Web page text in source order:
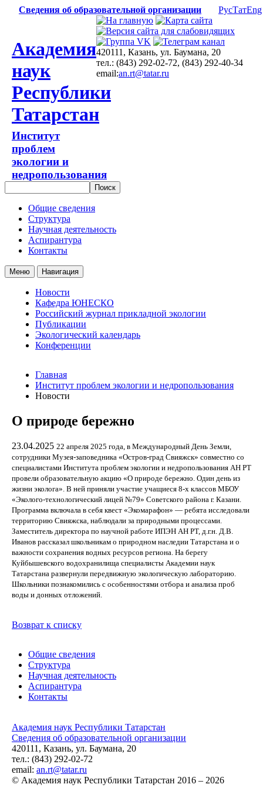
Сведения об образовательной организации РусТатEng
Академия
наук
Республики
Татарстан
Институт
проблем
экологии и
недропользования
420111, Казань, ул. Баумана, 20
тел.: (843) 292-02-72, (843) 292-40-34
email:an.rt@tatar.ru
Общие сведения
Структура
Научная деятельность
Аспирантура
Контакты
Меню Навигация
Новости
Кафедра ЮНЕСКО
Российский журнал прикладной экологии
Публикации
Экологический календарь
Конференции
Главная
Институт проблем экологии и недропользования
Новости
О природе бережно
23.04.2025 22 апреля 2025 года, в Международный День Земли,
сотрудники Музея-заповедника «Остров-град Свияжск» совместно со
специалистами Института проблем экологии и недропользования АН РТ
провели образовательную акцию «О природе бережно. Один день из
жизни эколога». В ней приняли участие учащиеся 8-х классов МБОУ
«Эколого-технологический лицей №79» Советского района г. Казани.
Программа включала в себя квест «Экомарафон» — ребята исследовали
территорию Свияжска, наблюдали за природными процессами.
Заместитель директора по научной работе ИПЭН АН РТ, д.г.н. Д.В.
Иванов рассказал школьникам о природном наследии Татарстана и о
важности сохранения водных ресурсов региона. На берегу
Куйбышевского водохранилища специалисты Академии наук
Татарстана развернули передвижную экологическую лабораторию.
Школьники познакомились с особенностями отбора и анализа проб
воды и донных отложений.
Возврат к списку
Общие сведения
Структура
Научная деятельность
Аспирантура
Контакты
Академия наук Республики Татарстан
Сведения об образовательной организации
420111, Казань, ул. Баумана, 20
тел.: (843) 292-02-72
email: an.rt@tatar.ru
© Академия наук Республики Татарстан 2016 – 2026